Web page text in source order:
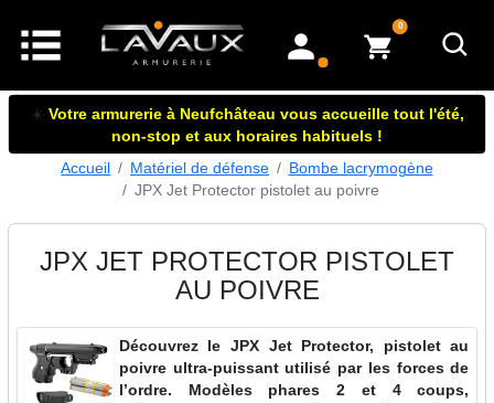
mon compte
0articles dans le panier
☀️ Votre armurerie à Neufchâteau vous accueille tout l'été,
non-stop et aux horaires habituels !
Accueil
Matériel de défense
Bombe lacrymogène
JPX Jet Protector pistolet au poivre
JPX JET PROTECTOR PISTOLET
AU POIVRE
Découvrez le JPX Jet Protector, pistolet au
poivre ultra-puissant utilisé par les forces de
l’ordre. Modèles phares 2 et 4 coups,